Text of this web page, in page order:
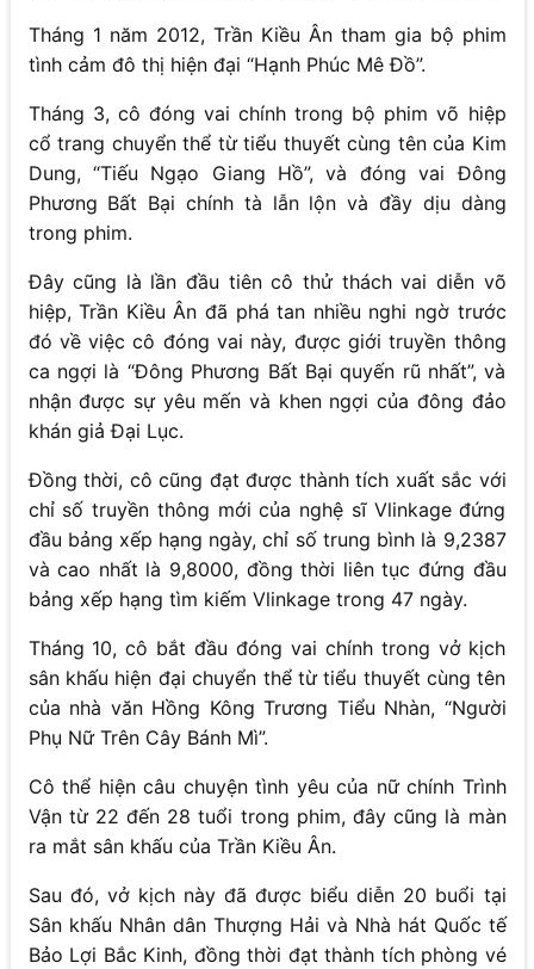
Tháng 1 năm 2012, Trần Kiều Ân tham gia bộ phim
tình cảm đô thị hiện đại “Hạnh Phúc Mê Đồ”.
Tháng 3, cô đóng vai chính trong bộ phim võ hiệp
cổ trang chuyển thể từ tiểu thuyết cùng tên của Kim
Dung, “Tiếu Ngạo Giang Hồ”, và đóng vai Đông
Phương Bất Bại chính tà lẫn lộn và đầy dịu dàng
trong phim.
Đây cũng là lần đầu tiên cô thử thách vai diễn võ
hiệp, Trần Kiều Ân đã phá tan nhiều nghi ngờ trước
đó về việc cô đóng vai này, được giới truyền thông
ca ngợi là “Đông Phương Bất Bại quyến rũ nhất”, và
nhận được sự yêu mến và khen ngợi của đông đảo
khán giả Đại Lục.
Đồng thời, cô cũng đạt được thành tích xuất sắc với
chỉ số truyền thông mới của nghệ sĩ Vlinkage đứng
đầu bảng xếp hạng ngày, chỉ số trung bình là 9,2387
và cao nhất là 9,8000, đồng thời liên tục đứng đầu
bảng xếp hạng tìm kiếm Vlinkage trong 47 ngày.
Tháng 10, cô bắt đầu đóng vai chính trong vở kịch
sân khấu hiện đại chuyển thể từ tiểu thuyết cùng tên
của nhà văn Hồng Kông Trương Tiểu Nhàn, “Người
Phụ Nữ Trên Cây Bánh Mì”.
Cô thể hiện câu chuyện tình yêu của nữ chính Trình
Vận từ 22 đến 28 tuổi trong phim, đây cũng là màn
ra mắt sân khấu của Trần Kiều Ân.
Sau đó, vở kịch này đã được biểu diễn 20 buổi tại
Sân khấu Nhân dân Thượng Hải và Nhà hát Quốc tế
Bảo Lợi Bắc Kinh, đồng thời đạt thành tích phòng vé